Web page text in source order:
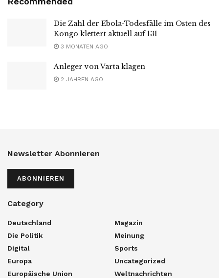
Die Zahl der Ebola-Todesfälle im Osten des
Kongo klettert aktuell auf 131
3 MONATEN AGO
Anleger von Varta klagen
2 JAHREN AGO
Newsletter Abonnieren
ABONNIEREN
Category
Deutschland
Die Politik
Digital
Europa
Europäische Union
Magazin
Meinung
Sports
Uncategorized
Weltnachrichten